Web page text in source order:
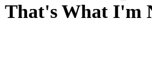
That's What I'm